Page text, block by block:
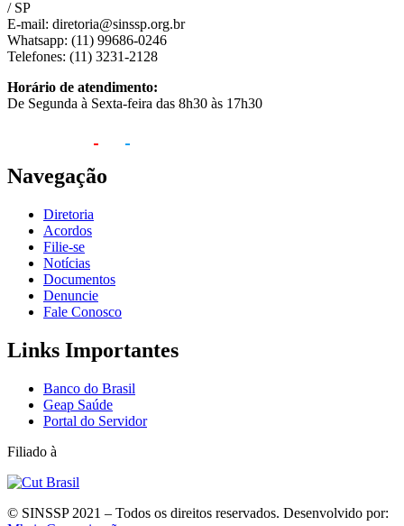
/ SP
E-mail: diretoria@sinssp.org.br
Whatsapp: (11) 99686-0246
Telefones: (11) 3231-2128
Horário de atendimento:
De Segunda à Sexta-feira das 8h30 às 17h30
Navegação
Diretoria
Acordos
Filie-se
Notícias
Documentos
Denuncie
Fale Conosco
Links Importantes
Banco do Brasil
Geap Saúde
Portal do Servidor
Filiado à
© SINSSP 2021 – Todos os direitos reservados. Desenvolvido por: